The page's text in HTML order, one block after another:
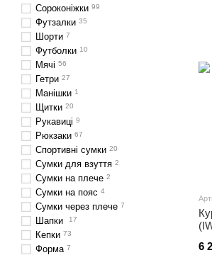
6
Сороконіжки 99
Футзалки 35
Шорти 7
Футболки 10
Мячі 56
Гетри 27
Манішки 1
Щитки 20
Рукавиці 9
Рюкзаки 67
Спортивні сумки 20
Сумки для взуття 2
Сумки на плече 2
Сумки на пояс 4
Сумки через плече 7
Шапки 17
Кепки 73
Форма 7